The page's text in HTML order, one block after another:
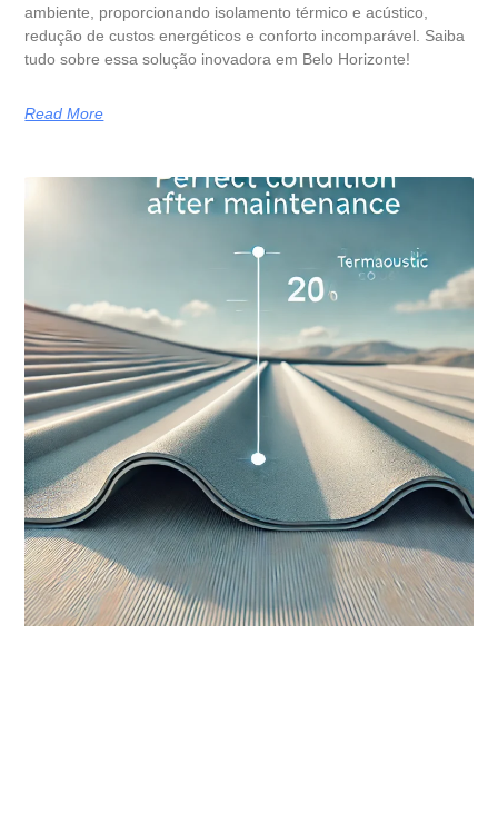
ambiente, proporcionando isolamento térmico e acústico,
redução de custos energéticos e conforto incomparável. Saiba
tudo sobre essa solução inovadora em Belo Horizonte!
Read More